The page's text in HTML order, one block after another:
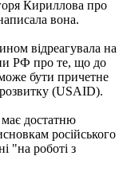
Кириллова про
вона.
відреагувала на
РФ про те, що до
бути причетне
(USAID).
достатню
російського
"на роботі з